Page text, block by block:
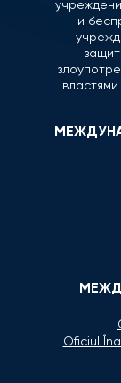
и
Oficiul